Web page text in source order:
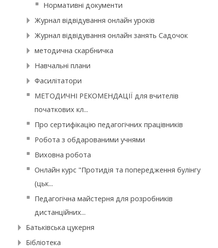
Нормативні документи
Журнал відвідування онлайн уроків
Журнал відвідування онлайн занять Садочок
методична скарбничка
Навчальні плани
Фасилітатори
МЕТОДИЧНІ РЕКОМЕНДАЦІЇ для вчителів
початкових кл...
Про сертифікацію педагогічних працівників
Робота з обдарованими учнями
Виховна робота
Онлайн курс "Протидія та попередження булінгу
(цьк...
Педагогічна майстерня для розробників
дистанційних...
Батьківська цукерня
Бібліотека